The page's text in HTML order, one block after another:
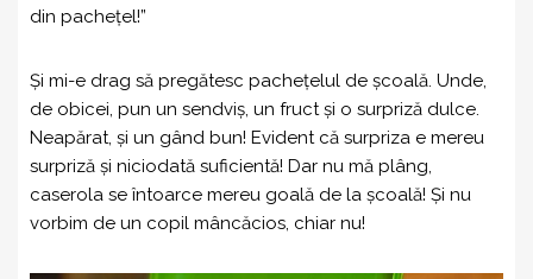
din pachețel!”
Și mi-e drag să pregătesc pachețelul de școală. Unde,
de obicei, pun un sendviș, un fruct și o surpriză dulce.
Neapărat, și un gând bun! Evident că surpriza e mereu
surpriză și niciodată suficientă! Dar nu mă plâng,
caserola se întoarce mereu goală de la școală! Și nu
vorbim de un copil mâncăcios, chiar nu!